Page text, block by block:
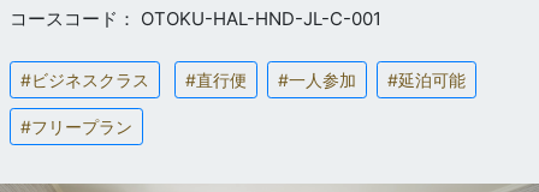
コースコード： OTOKU-HAL-HND-JL-C-001
#ビジネスクラス #直行便 #一人参加 #延泊可能
#フリープラン